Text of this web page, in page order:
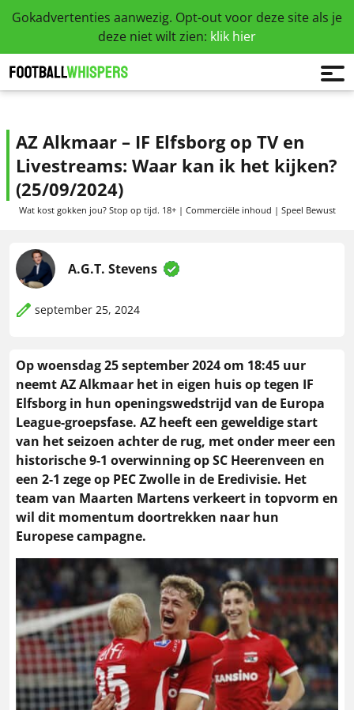
Gokadvertenties aanwezig. Opt-out voor deze site als je
deze niet wilt zien: klik hier
AZ Alkmaar – IF Elfsborg op TV en
Livestreams: Waar kan ik het kijken?
(25/09/2024)
Wat kost gokken jou? Stop op tijd. 18+ | Commerciële inhoud | Speel Bewust
A.G.T. Stevens
september 25, 2024
Op woensdag 25 september 2024 om 18:45 uur
neemt AZ Alkmaar het in eigen huis op tegen IF
Elfsborg in hun openingswedstrijd van de Europa
League-groepsfase. AZ heeft een geweldige start
van het seizoen achter de rug, met onder meer een
historische 9-1 overwinning op SC Heerenveen en
een 2-1 zege op PEC Zwolle in de Eredivisie. Het
team van Maarten Martens verkeert in topvorm en
wil dit momentum doortrekken naar hun
Europese campagne​.